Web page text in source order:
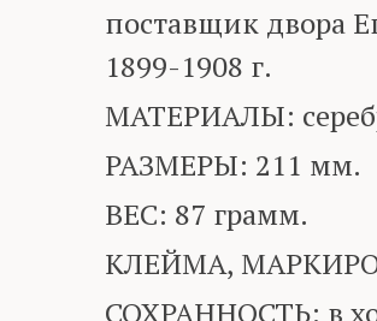
поставщик двора
1899-1908 г.
МАТЕРИАЛЫ:
РАЗМЕРЫ: 211 мм.
ВЕС: 87 грамм.
КЛЕЙМА,
СОХРАННОСТЬ: в